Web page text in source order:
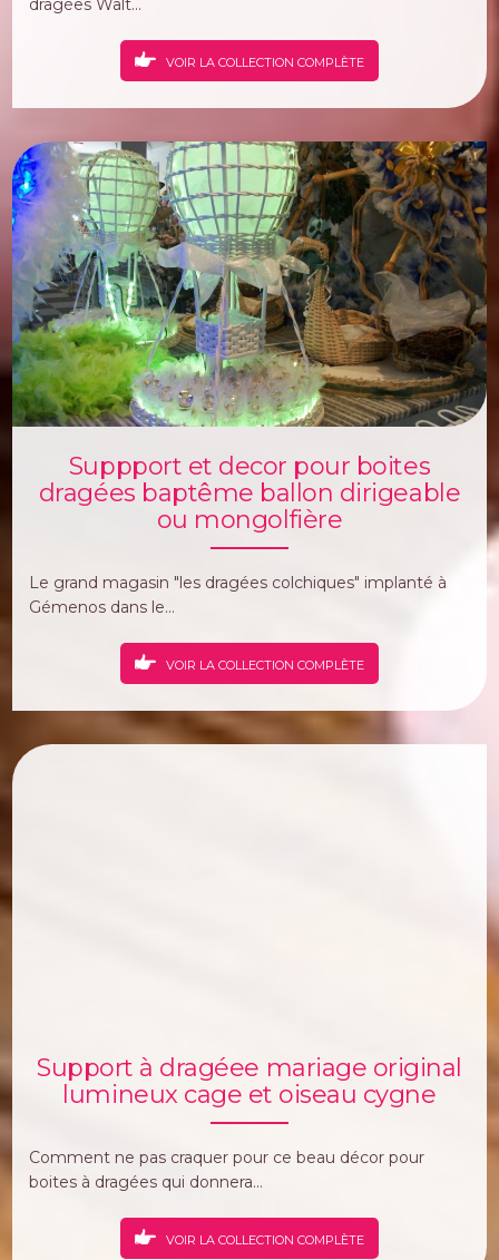
dragées Walt...
VOIR LA COLLECTION COMPLÈTE
Suppport et decor pour boites
dragées baptême ballon dirigeable
ou mongolfière
Le grand magasin "les dragées colchiques" implanté à
Gémenos dans le...
VOIR LA COLLECTION COMPLÈTE
Support à dragéee mariage original
lumineux cage et oiseau cygne
Comment ne pas craquer pour ce beau décor pour
boites à dragées qui donnera...
VOIR LA COLLECTION COMPLÈTE